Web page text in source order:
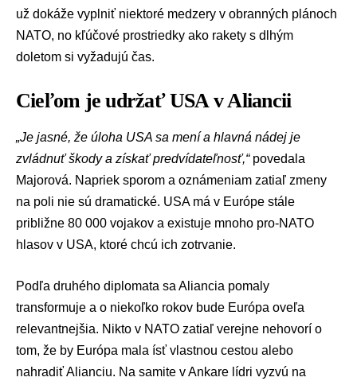
už dokáže vyplniť niektoré medzery v obranných plánoch
NATO, no kľúčové prostriedky ako rakety s dlhým
doletom si vyžadujú čas.
Cieľom je udržať USA v Aliancii
„Je jasné, že úloha USA sa mení a hlavná nádej je
zvládnuť škody a získať predvídateľnosť,“povedala
Majorová. Napriek sporom a oznámeniam zatiaľ zmeny
na poli nie sú dramatické. USA má v Európe stále
približne 80 000 vojakov a existuje mnoho pro-NATO
hlasov v USA, ktoré chcú ich zotrvanie.
Podľa druhého diplomata sa Aliancia pomaly
transformuje a o niekoľko rokov bude Európa oveľa
relevantnejšia. Nikto v NATO zatiaľ verejne nehovorí o
tom, že by Európa mala ísť vlastnou cestou alebo
nahradiť Alianciu. Na samite v Ankare lídri vyzvú na